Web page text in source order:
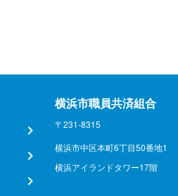
横浜市職員共済組合
〒231-8315
横浜市中区本町6丁目50番地1
横浜アイランドタワー17階